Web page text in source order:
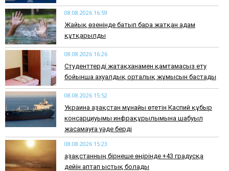
08.08.2026 16:59
Жайық өзенінде батып бара жатқан адам
құтқарылды
08.08.2026 16:26
Студенттерді жатақханамен қамтамасыз ету
бойынша ахуалдық орталық жұмысын бастады
08.08.2026 15:52
Украина Қазақстан мұнайы өтетін Каспий құбыр
консарциуымы инфрақұрылымына шабуыл
жасамауға уәде берді
08.08.2026 15:23
Қазақстанның бірнеше өңірінде +43 градусқа
дейін аптап ыстық болады